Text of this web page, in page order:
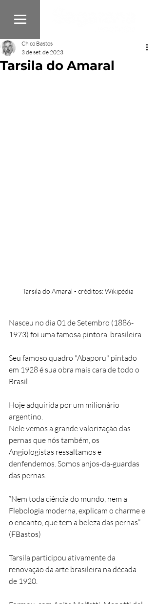
Tarsila do Amaral
Chico Bastos
3 de set. de 2023
Tarsila do Amaral - créditos: Wikipédia
Nasceu no dia 01 de Setembro (1886-
1973) foi uma famosa pintora  brasileira.
Seu famoso quadro "Abaporu" pintado
em 1928 é sua obra mais cara de todo o
Brasil.
Hoje adquirida por um milionário
argentino.
Nele vemos a grande valorização das
pernas que nós também, os
Angiologistas ressaltamos e
denfendemos. Somos anjos-da-guardas
das pernas.
“Nem toda ciência do mundo, nem a
Flebologia moderna, explicam o charme e
o encanto, que tem a beleza das pernas”
(FBastos)
Tarsila participou ativamente da
renovação da arte brasileira na década
de 1920.